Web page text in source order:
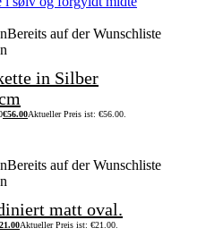
Bereits auf der Wunschliste
in Silber
€56.00Aktueller Preis ist: €56.00.
Bereits auf der Wunschliste
matt oval.
21.00Aktueller Preis ist: €21.00.